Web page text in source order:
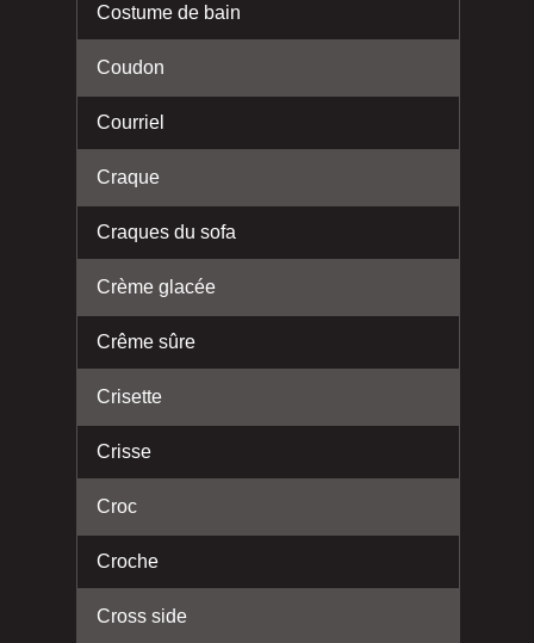
Costume de bain
Coudon
Courriel
Craque
Craques du sofa
Crème glacée
Crême sûre
Crisette
Crisse
Croc
Croche
Cross side